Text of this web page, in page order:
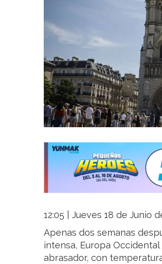
12:05 | Jueves 18 de Junio
Apenas dos semanas
intensa, Europa
abrasador, con